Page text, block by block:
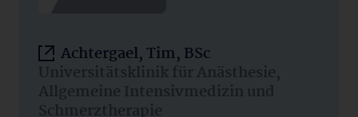
Achtergael, Tim, BSc
Universitätsklinik für Anästhesie,
Allgemeine Intensivmedizin und
Schmerztherapie